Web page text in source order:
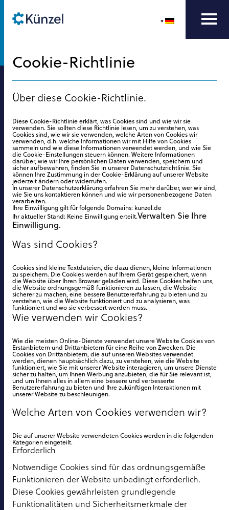
Cookie-Richtlinie
Über diese Cookie-Richtlinie.
Diese Cookie-Richtlinie erklärt, was Cookies sind und wie wir sie
verwenden. Sie sollten diese Richtlinie lesen, um zu verstehen, was
Cookies sind, wie wir sie verwenden, welche Arten von Cookies wir
verwenden, d.h. welche Informationen wir mit Hilfe von Cookies
sammeln und wie diese Informationen verwendet werden, und wie Sie
die Cookie-Einstellungen steuern können. Weitere Informationen
darüber, wie wir Ihre persönlichen Daten verwenden, speichern und
sicher aufbewahren, finden Sie in unserer Datenschutzrichtlinie. Sie
können Ihre Zustimmung in der Cookie-Erklärung auf unserer Website
jederzeit ändern oder widerrufen.
In unserer Datenschutzerklärung erfahren Sie mehr darüber, wer wir sind,
wie Sie uns kontaktieren können und wie wir personenbezogene Daten
verarbeiten.
Ihre Einwilligung gilt für folgende Domains: kunzel.de
Ihr aktueller Stand: Keine Einwilligung erteilt.Verwalten Sie Ihre
Einwilligung.
Was sind Cookies?
Cookies sind kleine Textdateien, die dazu dienen, kleine Informationen
zu speichern. Die Cookies werden auf Ihrem Gerät gespeichert, wenn
die Website über Ihren Browser geladen wird. Diese Cookies helfen uns,
die Website ordnungsgemäß funktionieren zu lassen, die Website
sicherer zu machen, eine bessere Benutzererfahrung zu bieten und zu
verstehen, wie die Website funktioniert und zu analysieren, was
funktioniert und wo sie verbessert werden muss.
Wie verwenden wir Cookies?
Wie die meisten Online-Dienste verwendet unsere Website Cookies von
Erstanbietern und Drittanbietern für eine Reihe von Zwecken. Die
Cookies von Drittanbietern, die auf unseren Websites verwendet
werden, dienen hauptsächlich dazu, zu verstehen, wie die Website
funktioniert, wie Sie mit unserer Website interagieren, um unsere Dienste
sicher zu halten, um Ihnen Werbung anzubieten, die für Sie relevant ist,
und um Ihnen alles in allem eine bessere und verbesserte
Benutzererfahrung zu bieten und Ihre zukünftigen Interaktionen mit
unserer Website zu beschleunigen.
Welche Arten von Cookies verwenden wir?
Die auf unserer Website verwendeten Cookies werden in die folgenden
Kategorien eingeteilt.
Erforderlich
Notwendige Cookies sind für das ordnungsgemäße
Funktionieren der Website unbedingt erforderlich.
Diese Cookies gewährleisten grundlegende
Funktionalitäten und Sicherheitsmerkmale der